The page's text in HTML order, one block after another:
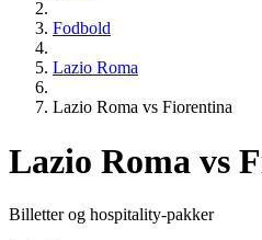
Fodbold
Lazio Roma
Lazio Roma vs Fiorentina
Lazio Roma vs
Billetter og hospitality-pakker